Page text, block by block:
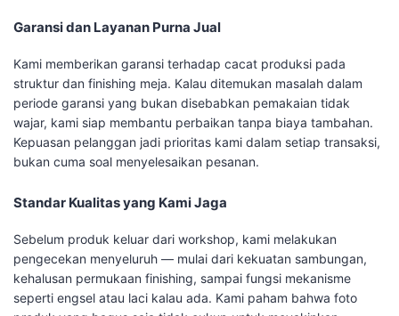
Garansi dan Layanan Purna Jual
Kami memberikan garansi terhadap cacat produksi pada
struktur dan finishing meja. Kalau ditemukan masalah dalam
periode garansi yang bukan disebabkan pemakaian tidak
wajar, kami siap membantu perbaikan tanpa biaya tambahan.
Kepuasan pelanggan jadi prioritas kami dalam setiap transaksi,
bukan cuma soal menyelesaikan pesanan.
Standar Kualitas yang Kami Jaga
Sebelum produk keluar dari workshop, kami melakukan
pengecekan menyeluruh — mulai dari kekuatan sambungan,
kehalusan permukaan finishing, sampai fungsi mekanisme
seperti engsel atau laci kalau ada. Kami paham bahwa foto